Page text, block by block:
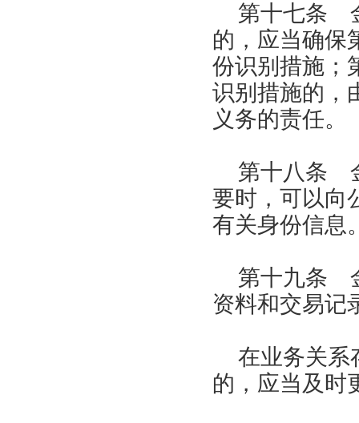
第十七条
的，应当确保
份识别措施；
识别措施的，
义务的责任。
第十八条
要时，可以向
有关身份信息
第十九条
资料和交易记
在业务关系
的，应当及时